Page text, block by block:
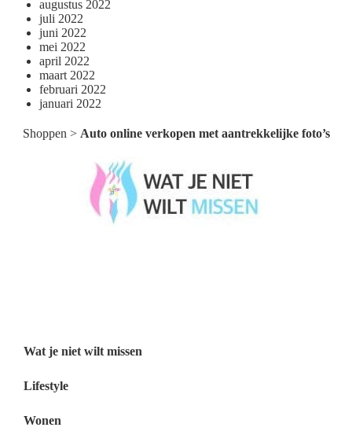
augustus 2022
juli 2022
juni 2022
mei 2022
april 2022
maart 2022
februari 2022
januari 2022
Shoppen > Auto online verkopen met aantrekkelijke foto’s
Wat je niet wilt missen
Lifestyle
Wonen